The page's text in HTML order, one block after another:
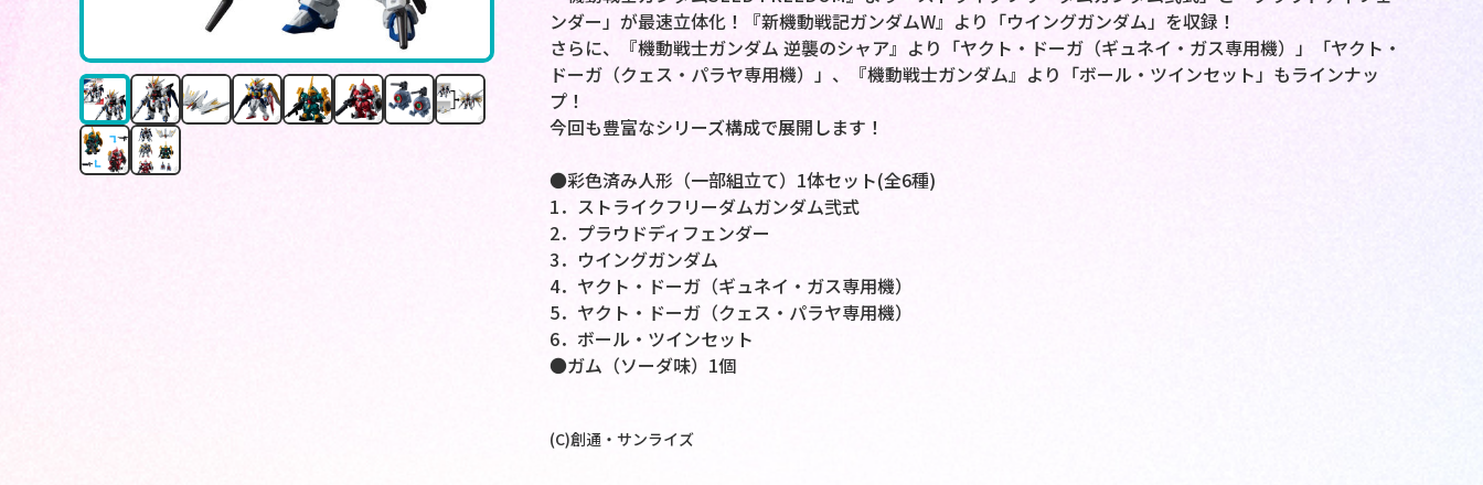
ンダー」が最速立体化！『新機動戦記ガンダムW』より「ウイングガンダム」を収録！
さらに、『機動戦士ガンダム 逆襲のシャア』より「ヤクト・ドーガ（ギュネイ・ガス専用機）」「ヤクト・
ドーガ（クェス・パラヤ専用機）」、『機動戦士ガンダム』より「ボール・ツインセット」もラインナッ
プ！
今回も豊富なシリーズ構成で展開します！
●彩色済み人形（一部組立て）1体セット(全6種)
1．ストライクフリーダムガンダム弐式
2．プラウドディフェンダー
3．ウイングガンダム
4．ヤクト・ドーガ（ギュネイ・ガス専用機）
5．ヤクト・ドーガ（クェス・パラヤ専用機）
6．ボール・ツインセット
●ガム（ソーダ味）1個
(C)創通・サンライズ